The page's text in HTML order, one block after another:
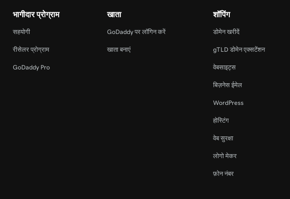
भागीदार प्रोग्राम
सहयोगी
रीसेलर प्रोग्राम
GoDaddy Pro
खाता
GoDaddy पर लॉगिन करें
खाता बनाएं
शॉपिंग
डोमेन खरीदें
gTLD डोमेन एक्सटेंशन
वेबसाइट्स
बिज़नेस ईमेल
WordPress
होस्टिंग
वेब सुरक्षा
लोगो मेकर
फ़ोन नंबर